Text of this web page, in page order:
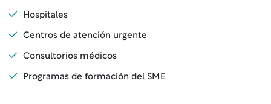
Hospitales
Centros de atención urgente
Consultorios médicos
Programas de formación del SME